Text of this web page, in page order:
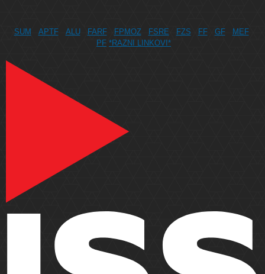
SUM APTF ALU FARF FPMOZ FSRE FZS FF GF
MEF
PF *RAZNI LINKOVI*